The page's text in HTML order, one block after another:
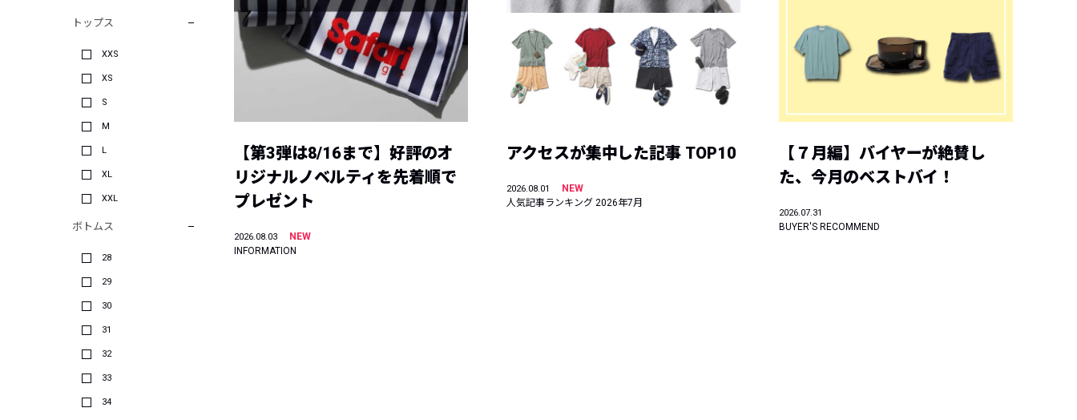
トップス
XXS
XS
S
M
L
XL
XXL
ボトムス
28
29
30
31
32
33
34
【第3弾は8/16まで】好評のオ
リジナルノベルティを先着順で
プレゼント
2026.08.03
NEW
INFORMATION
アクセスが集中した記事 TOP10
2026.08.01
NEW
人気記事ランキング 2026年7月
【７月編】バイヤーが絶賛し
た、今月のベストバイ！
2026.07.31
BUYER'S RECOMMEND